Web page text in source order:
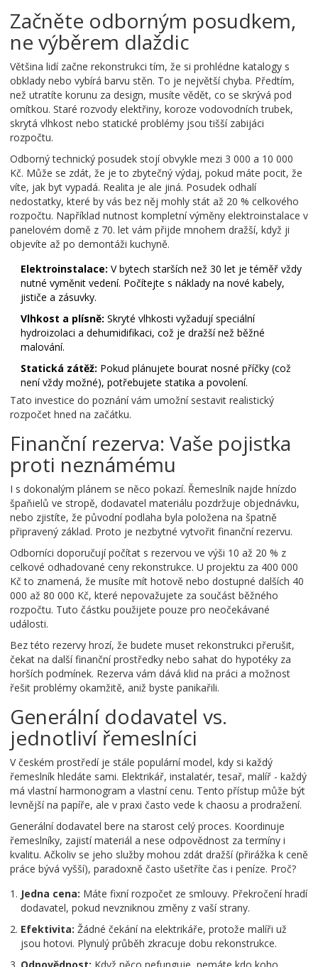
Začněte odborným posudkem,
ne výběrem dlaždic
Většina lidí začne rekonstrukci tím, že si prohlédne katalogy s
obklady nebo vybírá barvu stěn. To je největší chyba. Předtím,
než utratíte korunu za design, musíte vědět, co se skrývá pod
omítkou. Staré rozvody elektřiny, koroze vodovodních trubek,
skrytá vlhkost nebo statické problémy jsou tišší zabijáci
rozpočtu.
Odborný technický posudek stojí obvykle mezi 3 000 a 10 000
Kč. Může se zdát, že je to zbytečný výdaj, pokud máte pocit, že
víte, jak byt vypadá. Realita je ale jiná. Posudek odhalí
nedostatky, které by vás bez něj mohly stát až 20 % celkového
rozpočtu. Například nutnost kompletní výměny elektroinstalace v
panelovém domě z 70. let vám přijde mnohem dražší, když ji
objevíte až po demontáži kuchyně.
Elektroinstalace: V bytech starších než 30 let je téměř vždy
nutné vyměnit vedení. Počítejte s náklady na nové kabely,
jističe a zásuvky.
Vlhkost a plísně: Skryté vlhkosti vyžadují speciální
hydroizolaci a dehumidifikaci, což je dražší než běžné
malování.
Statická zátěž: Pokud plánujete bourat nosné příčky (což
není vždy možné), potřebujete statika a povolení.
Tato investice do poznání vám umožní sestavit realistický
rozpočet hned na začátku.
Finanční rezerva: Vaše pojistka
proti neznámému
I s dokonalým plánem se něco pokazí. Řemeslník najde hnízdo
špaňielů ve stropě, dodavatel materiálu pozdržuje objednávku,
nebo zjistíte, že původní podlaha byla položena na špatně
připravený základ. Proto je nezbytné vytvořit finanční rezervu.
Odborníci doporučují počítat s rezervou ve výši 10 až 20 % z
celkové odhadované ceny rekonstrukce. U projektu za 400 000
Kč to znamená, že musíte mít hotově nebo dostupné dalších 40
000 až 80 000 Kč, které nepovažujete za součást běžného
rozpočtu. Tuto částku použijete pouze pro neočekávané
události.
Bez této rezervy hrozí, že budete muset rekonstrukci přerušit,
čekat na další finanční prostředky nebo sahat do hypotéky za
horších podmínek. Rezerva vám dává klid na práci a možnost
řešit problémy okamžitě, aniž byste panikařili.
Generální dodavatel vs.
jednotliví řemeslníci
V českém prostředí je stále populární model, kdy si každý
řemeslník hledáte sami. Elektrikář, instalatér, tesař, malíř - každý
má vlastní harmonogram a vlastní cenu. Tento přístup může být
levnější na papíře, ale v praxi často vede k chaosu a prodražení.
Generální dodavatel bere na starost celý proces. Koordinuje
řemeslníky, zajistí materiál a nese odpovědnost za termíny i
kvalitu. Ačkoliv se jeho služby mohou zdát dražší (přirážka k ceně
práce bývá vyšší), paradoxně často ušetříte čas i peníze. Proč?
Jedna cena: Máte fixní rozpočet ze smlouvy. Překročení hradí
dodavatel, pokud nevzniknou změny z vaší strany.
Efektivita: Žádné čekání na elektrikáře, protože malíři už
jsou hotovi. Plynulý průběh zkracuje dobu rekonstrukce.